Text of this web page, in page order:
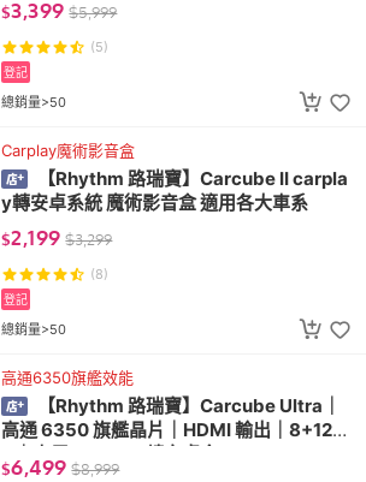
$3,399 $5,999
(5)
總銷量>50
登記
Carplay魔術影音盒
【Rhythm 路瑞寶】Carcube II carpla
y轉安卓系統 魔術影音盒 適用各大車系
$2,199 $3,299
(8)
總銷量>50
登記
高通6350旗艦效能
【Rhythm 路瑞寶】Carcube Ultra｜
高通 6350 旗艦晶片｜HDMI 輸出｜8+128
$6,499 $8,999